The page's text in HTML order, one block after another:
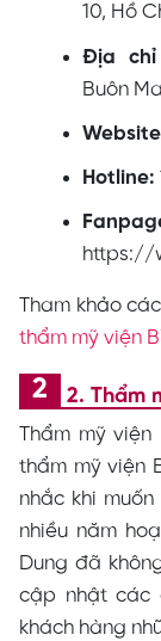
10, Hồ
Địa chỉ
Buôn
Hotline:
https://
Tham khảo
thẩm mỹ viện
2. Thẩm
Thẩm mỹ
thẩm mỹ viện
nhắc khi
nhiều năm
Dung đã
cập nhật các
khách hàng